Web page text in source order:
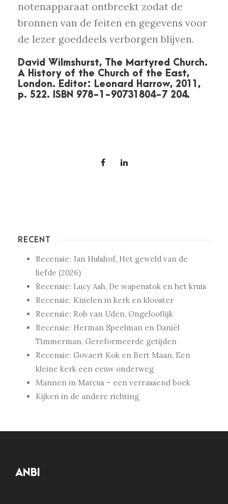
notenapparaat ontbreekt zodat de
bronnen van de feiten en gegevens voor
de lezer goeddeels verborgen blijven.
David Wilmshurst, The Martyred Church.
A History of the Church of the East,
London. Editor: Leonard Harrow, 2011,
p. 522. ISBN 978-1-90731804-7 204.
RECENT
Recensie: Jan Hulshof, Het geweld van de
liefde (2026)
Recensie: Lucy Ash, De wapenstok en het kruis
Recensie: Knielen in kerk en klooster
Recensie: Rob van Uden, Ongelooflijk
Recensie: Herman Speelman en Daniël
Timmerman, Gereformeerde getijden
Recensie: Govaert Kok en Bert Maan, Een
kleine kerk een eeuw onderweg
Mannen in Marcus – een verrassend boek
Kijken in de andere richting
ANBI